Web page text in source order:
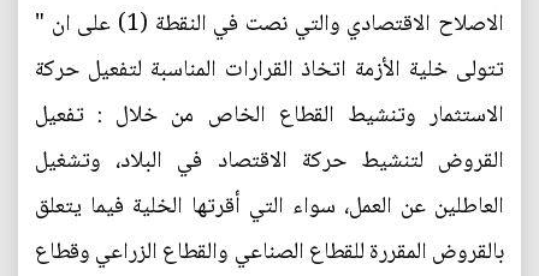
الاصلاح الاقتصادي والتي نصت في النقطة (1) على ان "
تتولى خلية الأزمة اتخاذ القرارات المناسبة لتفعيل حركة
الاستثمار وتنشيط القطاع الخاص من خلال : تفعيل
القروض لتنشيط حركة الاقتصاد في البلاد، وتشغيل
العاطلين عن العمل، سواء التي أقرتها الخلية فيما يتعلق
بالقروض المقررة للقطاع الصناعي والقطاع الزراعي وقطاع